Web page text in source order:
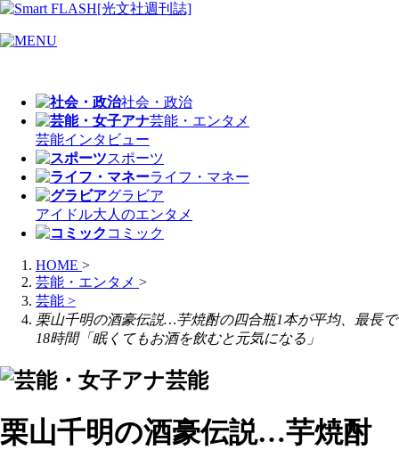
社会・政治
芸能・エンタメ
芸能インタビュー
スポーツ
ライフ・マネー
グラビア
アイドル大人のエンタメ
コミック
HOME >
芸能・エンタメ >
芸能 >
栗山千明の酒豪伝説…芋焼酎の四合瓶1本が平均、最長で
18時間「眠くてもお酒を飲むと元気になる」
芸能
栗山千明の酒豪伝説…芋焼酎